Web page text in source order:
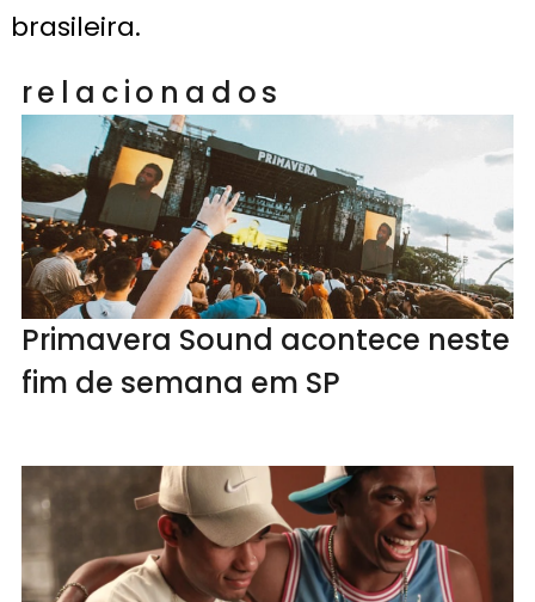
brasileira.
relacionados
Primavera Sound acontece neste
fim de semana em SP